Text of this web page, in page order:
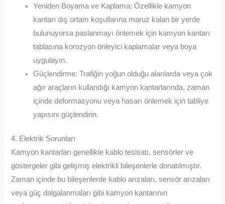
Yeniden Boyama ve Kaplama: Özellikle kamyon
kantarı dış ortam koşullarına maruz kalan bir yerde
bulunuyorsa paslanmayı önlemek için kamyon kantarı
tablasına korozyon önleyici kaplamalar veya boya
uygulayın.
Güçlendirme: Trafiğin yoğun olduğu alanlarda veya çok
ağır araçların kullandığı kamyon kantarlarında, zaman
içinde deformasyonu veya hasarı önlemek için tabliye
yapısını güçlendirin.
4. Elektrik Sorunları
Kamyon kantarları genellikle kablo tesisatı, sensörler ve
göstergeler gibi gelişmiş elektrikli bileşenlerle donatılmıştır.
Zaman içinde bu bileşenlerde kablo arızaları, sensör arızaları
veya güç dalgalanmaları gibi kamyon kantarının